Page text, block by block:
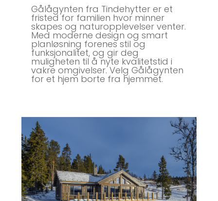
Gålågynten fra Tindehytter er et
fristed for familien hvor minner
skapes og naturopplevelser venter.
Med moderne design og smart
planløsning forenes stil og
funksjonalitet, og gir deg
muligheten til å nyte kvalitetstid i
vakre omgivelser. Velg Gålågynten
for et hjem borte fra hjemmet.